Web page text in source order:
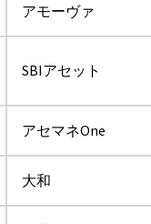
アモーヴァ
SBIアセット
アセマネOne
大和